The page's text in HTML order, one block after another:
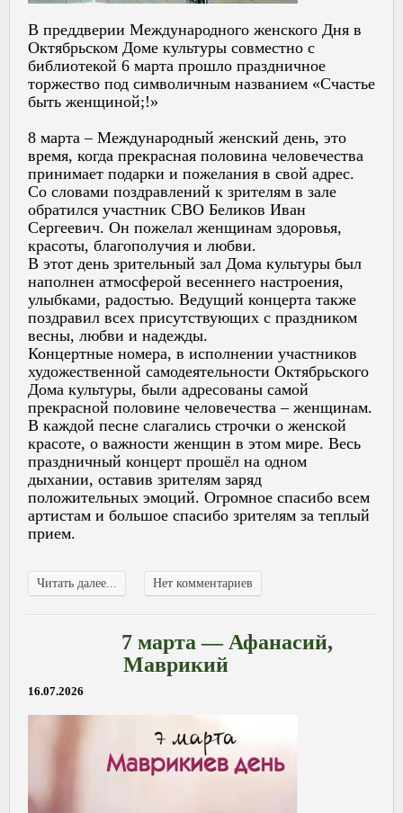
В преддверии Международного женского Дня в
Октябрьском Доме культуры совместно с
библиотекой 6 марта прошло праздничное
торжество под символичным названием «Счастье
быть женщиной;!»
8 марта – Международный женский день, это
время, когда прекрасная половина человечества
принимает подарки и пожелания в свой адрес.
Со словами поздравлений к зрителям в зале
обратился участник СВО Беликов Иван
Сергеевич. Он пожелал женщинам здоровья,
красоты, благополучия и любви.
В этот день зрительный зал Дома культуры был
наполнен атмосферой весеннего настроения,
улыбками, радостью. Ведущий концерта также
поздравил всех присутствующих с праздником
весны, любви и надежды.
Концертные номера, в исполнении участников
художественной самодеятельности Октябрьского
Дома культуры, были адресованы самой
прекрасной половине человечества – женщинам.
В каждой песне слагались строчки о женской
красоте, о важности женщин в этом мире. Весь
праздничный концерт прошёл на одном
дыхании, оставив зрителям заряд
положительных эмоций. Огромное спасибо всем
артистам и большое спасибо зрителям за теплый
прием.
Читать далее... Нет комментариев
7 марта — Афанасий,
Маврикий
16.07.2026